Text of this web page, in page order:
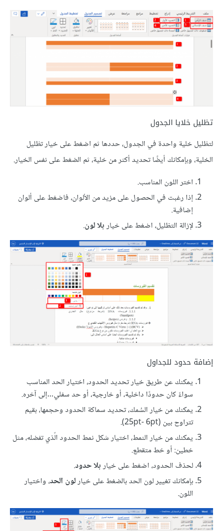
تظليل خلايا الجدول
لتظليل خلية واحدة في الجدول، حددها ثم اضغط على خيار تظليل
الخلية، وبإمكانك أيضًا تحديد أكثر من خلية، ثم الضغط على نفس الخيار.
اختر اللون المناسب.
إذا رغبت في الحصول على مزيد من الألوان، فاضغط على ألوان
إضافية.
لإزالة التظليل، اضغط على خياربلا لون.
إضافة حدود للجداول
يمكنك عن طريق خيار تحديد الحدود، اختيار الحد المناسب
سواءً كان حدودًا داخلية، أو خارجية، أو حد سفلي…إلى آخره.
يمكنك من خيار السُمك، تحديد سماكة الحدود وحجمها، بقيم
تتراوح بين (25pt- 6pt).
يمكنك من خيار النمط، اختيار شكل نمط الحدود الّذي تفضله، مثل
خطين: أو خط متقطع.
لحذف الحدود، اضغط على خياربلا حدود.
بإمكانك تغيير لون الحد بالضغط على خيارلون الحد، واختيار
اللون.